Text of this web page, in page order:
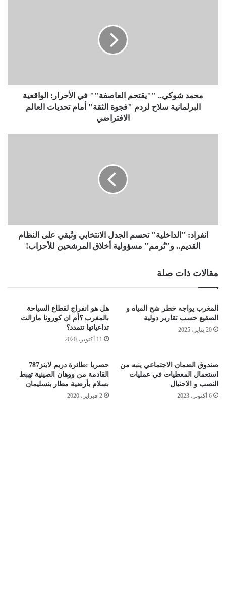
محمد شوكي.. ""يقتحم العاصفة"" في الأحرار: الواقعية
البرلمانية سلاح لردم "فجوة الثقة" أمام تحديات العالم
الافتراضي
انفراد: "الداخلية" تحسم الجدل الانتخابي وتُبقي على النظام
القديم.. و"تُرمم" مسؤولية أخلاق المرشحين للأحزاب!
مقالات ذات صلة
المغرب يواجه خطر شح المياه و
الصقيع حسب تقارير دولية
20 يناير، 2025
هل هو انفراج لقطاع السياحة
بالمغرب ؟أم ان كورونا مازالت
تداعياتها تتمدد؟
11 أكتوبر، 2020
صندوق الضمان الاجتماعي ينبه من
استعمال المعطيات في عمليات
النصب و الاحتيال
6 أكتوبر، 2023
حصريا :طائرة دريم لاينز787
القادمة من ووهان الصينية تهبط
بسلام بأرضية مطار بنسليمان
2 فبراير، 2020